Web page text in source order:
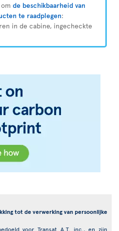
de beschikbaarheid van
te raadplegen:
in de cabine, ingecheckte
tot de verwerking van persoonlijke
voor Transat A.T. inc., en zijn